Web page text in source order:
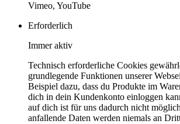
Vimeo, YouTube
Erforderlich
Immer aktiv
Technisch erforderliche Cookies
grundlegende Funktionen unserer
Beispiel dazu, dass du Produkte im
dich in dein Kundenkonto einloggen
auf dich ist für uns dadurch nicht
anfallende Daten werden niemals an